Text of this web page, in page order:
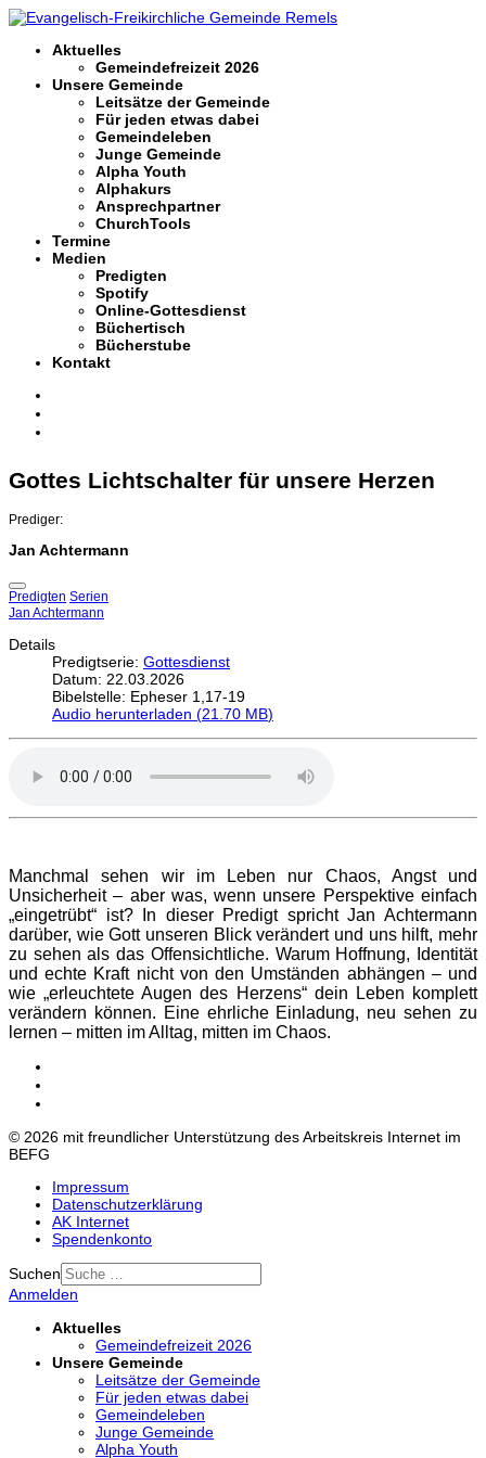
Aktuelles
Gemeindefreizeit 2026
Unsere Gemeinde
Leitsätze der Gemeinde
Für jeden etwas dabei
Gemeindeleben
Junge Gemeinde
Alpha Youth
Alphakurs
Ansprechpartner
ChurchTools
Termine
Medien
Predigten
Spotify
Online-Gottesdienst
Büchertisch
Bücherstube
Kontakt
Gottes Lichtschalter für unsere Herzen
Prediger:
Jan Achtermann
Predigten Serien
Jan Achtermann
Details
Predigtserie: Gottesdienst
Datum: 22.03.2026
Bibelstelle: Epheser 1,17-19
Audio herunterladen (21.70 MB)
Manchmal sehen wir im Leben nur Chaos, Angst und
Unsicherheit – aber was, wenn unsere Perspektive einfach
„eingetrübt“ ist? In dieser Predigt spricht Jan Achtermann
darüber, wie Gott unseren Blick verändert und uns hilft, mehr
zu sehen als das Offensichtliche. Warum Hoffnung, Identität
und echte Kraft nicht von den Umständen abhängen – und
wie „erleuchtete Augen des Herzens“ dein Leben komplett
verändern können. Eine ehrliche Einladung, neu sehen zu
lernen – mitten im Alltag, mitten im Chaos.
© 2026 mit freundlicher Unterstützung des Arbeitskreis Internet im
BEFG
Impressum
Datenschutzerklärung
AK Internet
Spendenkonto
Suchen
Anmelden
Aktuelles
Gemeindefreizeit 2026
Unsere Gemeinde
Leitsätze der Gemeinde
Für jeden etwas dabei
Gemeindeleben
Junge Gemeinde
Alpha Youth